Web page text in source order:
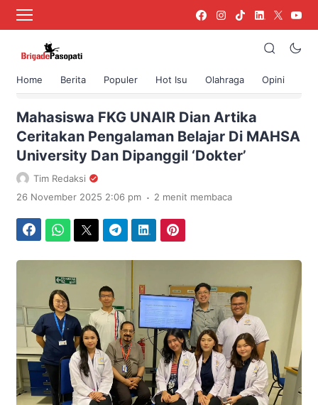
Home Berita Populer Hot Isu Olahraga Opini
›
Mahasiswa FKG UNAIR Dian Artika
Ceritakan Pengalaman Belajar Di MAHSA
University Dan Dipanggil ‘Dokter’
Tim Redaksi
26 November 2025 2:06 pm . 2 menit membaca